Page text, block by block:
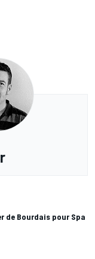
de Bourdais pour Spa